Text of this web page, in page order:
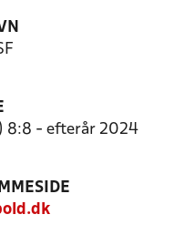
8:8 - efterår 2024